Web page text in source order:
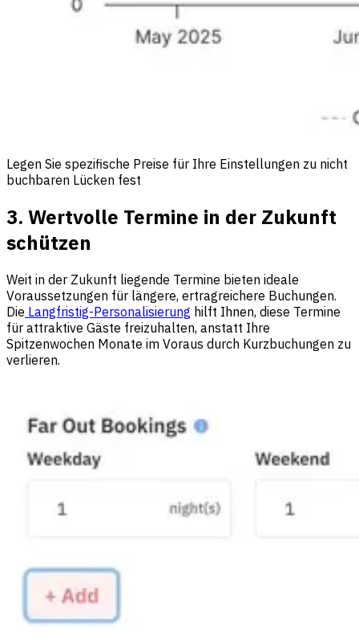
Legen Sie spezifische Preise für Ihre Einstellungen zu nicht
buchbaren Lücken fest
3. Wertvolle Termine in der Zukunft
schützen
Weit in der Zukunft liegende Termine bieten ideale
Voraussetzungen für längere, ertragreichere Buchungen.
Die Langfristig-Personalisierung hilft Ihnen, diese Termine
für attraktive Gäste freizuhalten, anstatt Ihre
Spitzenwochen Monate im Voraus durch Kurzbuchungen zu
verlieren.